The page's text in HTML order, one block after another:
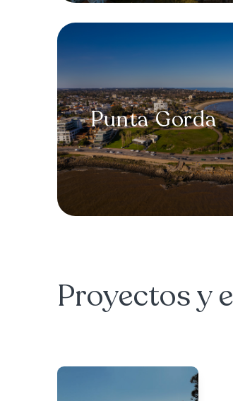
Punta Gorda
Proyectos y